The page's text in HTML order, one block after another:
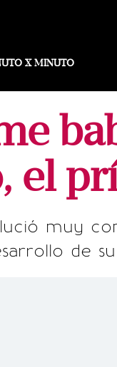
X MINUTO
el
muy
de